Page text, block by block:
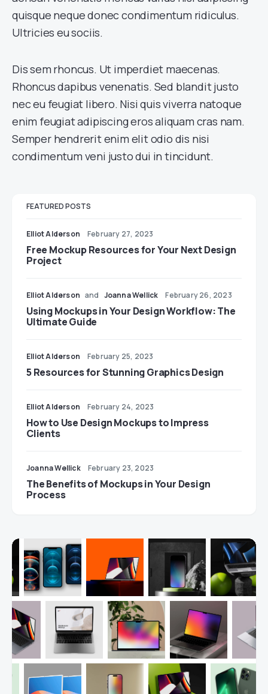
quisque neque donec condimentum ridiculus.
Ultricies eu sociis.
Dis sem rhoncus. Ut imperdiet maecenas.
Rhoncus dapibus venenatis. Sed blandit justo
nec eu feugiat libero. Nisi quis viverra natoque
enim feugiat adipiscing eros aliquam cras nam.
Semper hendrerit enim elit odio dis nisi
condimentum veni justo dui in tincidunt.
FEATURED POSTS
Elliot Alderson February 27, 2023
Free Mockup Resources for Your Next Design
Project
Elliot Alderson and Joanna Wellick February 26, 2023
Using Mockups in Your Design Workflow: The
Ultimate Guide
Elliot Alderson February 25, 2023
5 Resources for Stunning Graphics Design
Elliot Alderson February 24, 2023
How to Use Design Mockups to Impress
Clients
Joanna Wellick February 23, 2023
The Benefits of Mockups in Your Design
Process